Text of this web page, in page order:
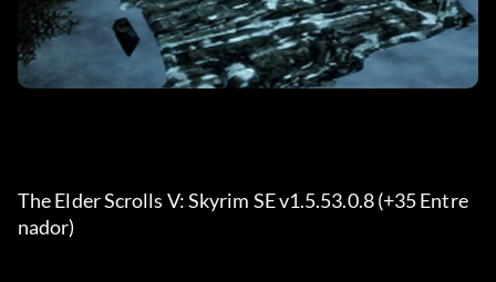
The Elder Scrolls V: Skyrim SE v1.5.53.0.8 (+35 Entre
nador)